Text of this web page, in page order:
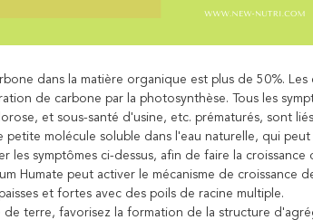
dans la matière organique est plus de 50%.
de carbone par la photosynthèse. Tous les
et sous-santé d'usine, etc. prématurés, sont
molécule soluble dans l'eau naturelle, qui
les symptômes ci-dessus, afin de faire la
Humate peut activer le mécanisme de croissance
et fortes avec des poils de racine multiple.
de terre, favorisez la formation de la structure